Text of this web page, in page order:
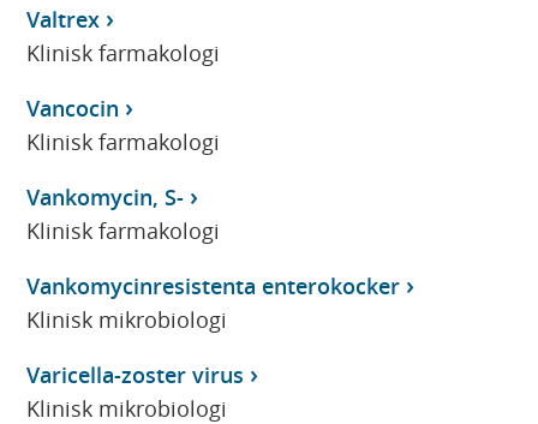
Valtrex
Klinisk farmakologi
Vancocin
Klinisk farmakologi
Vankomycin, S-
Klinisk farmakologi
Vankomycinresistenta enterokocker
Klinisk mikrobiologi
Varicella-zoster virus
Klinisk mikrobiologi